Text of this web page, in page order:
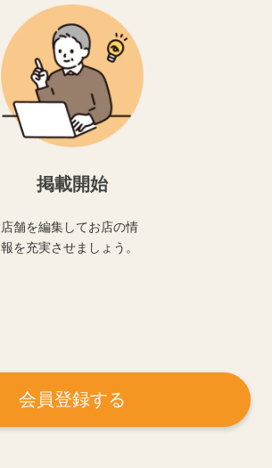
掲載開始
店舗を編集してお店の情
報を充実させましょう。
会員登録する